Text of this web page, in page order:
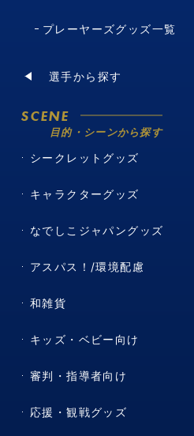
プレーヤーズグッズ一覧
選手から探す
SCENE
目的・シーンから探す
シークレットグッズ
キャラクターグッズ
なでしこジャパングッズ
アスパス！/環境配慮
和雑貨
キッズ・ベビー向け
審判・指導者向け
応援・観戦グッズ